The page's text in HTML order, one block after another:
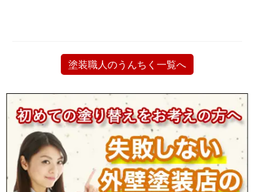
塗装職人のうんちく一覧へ